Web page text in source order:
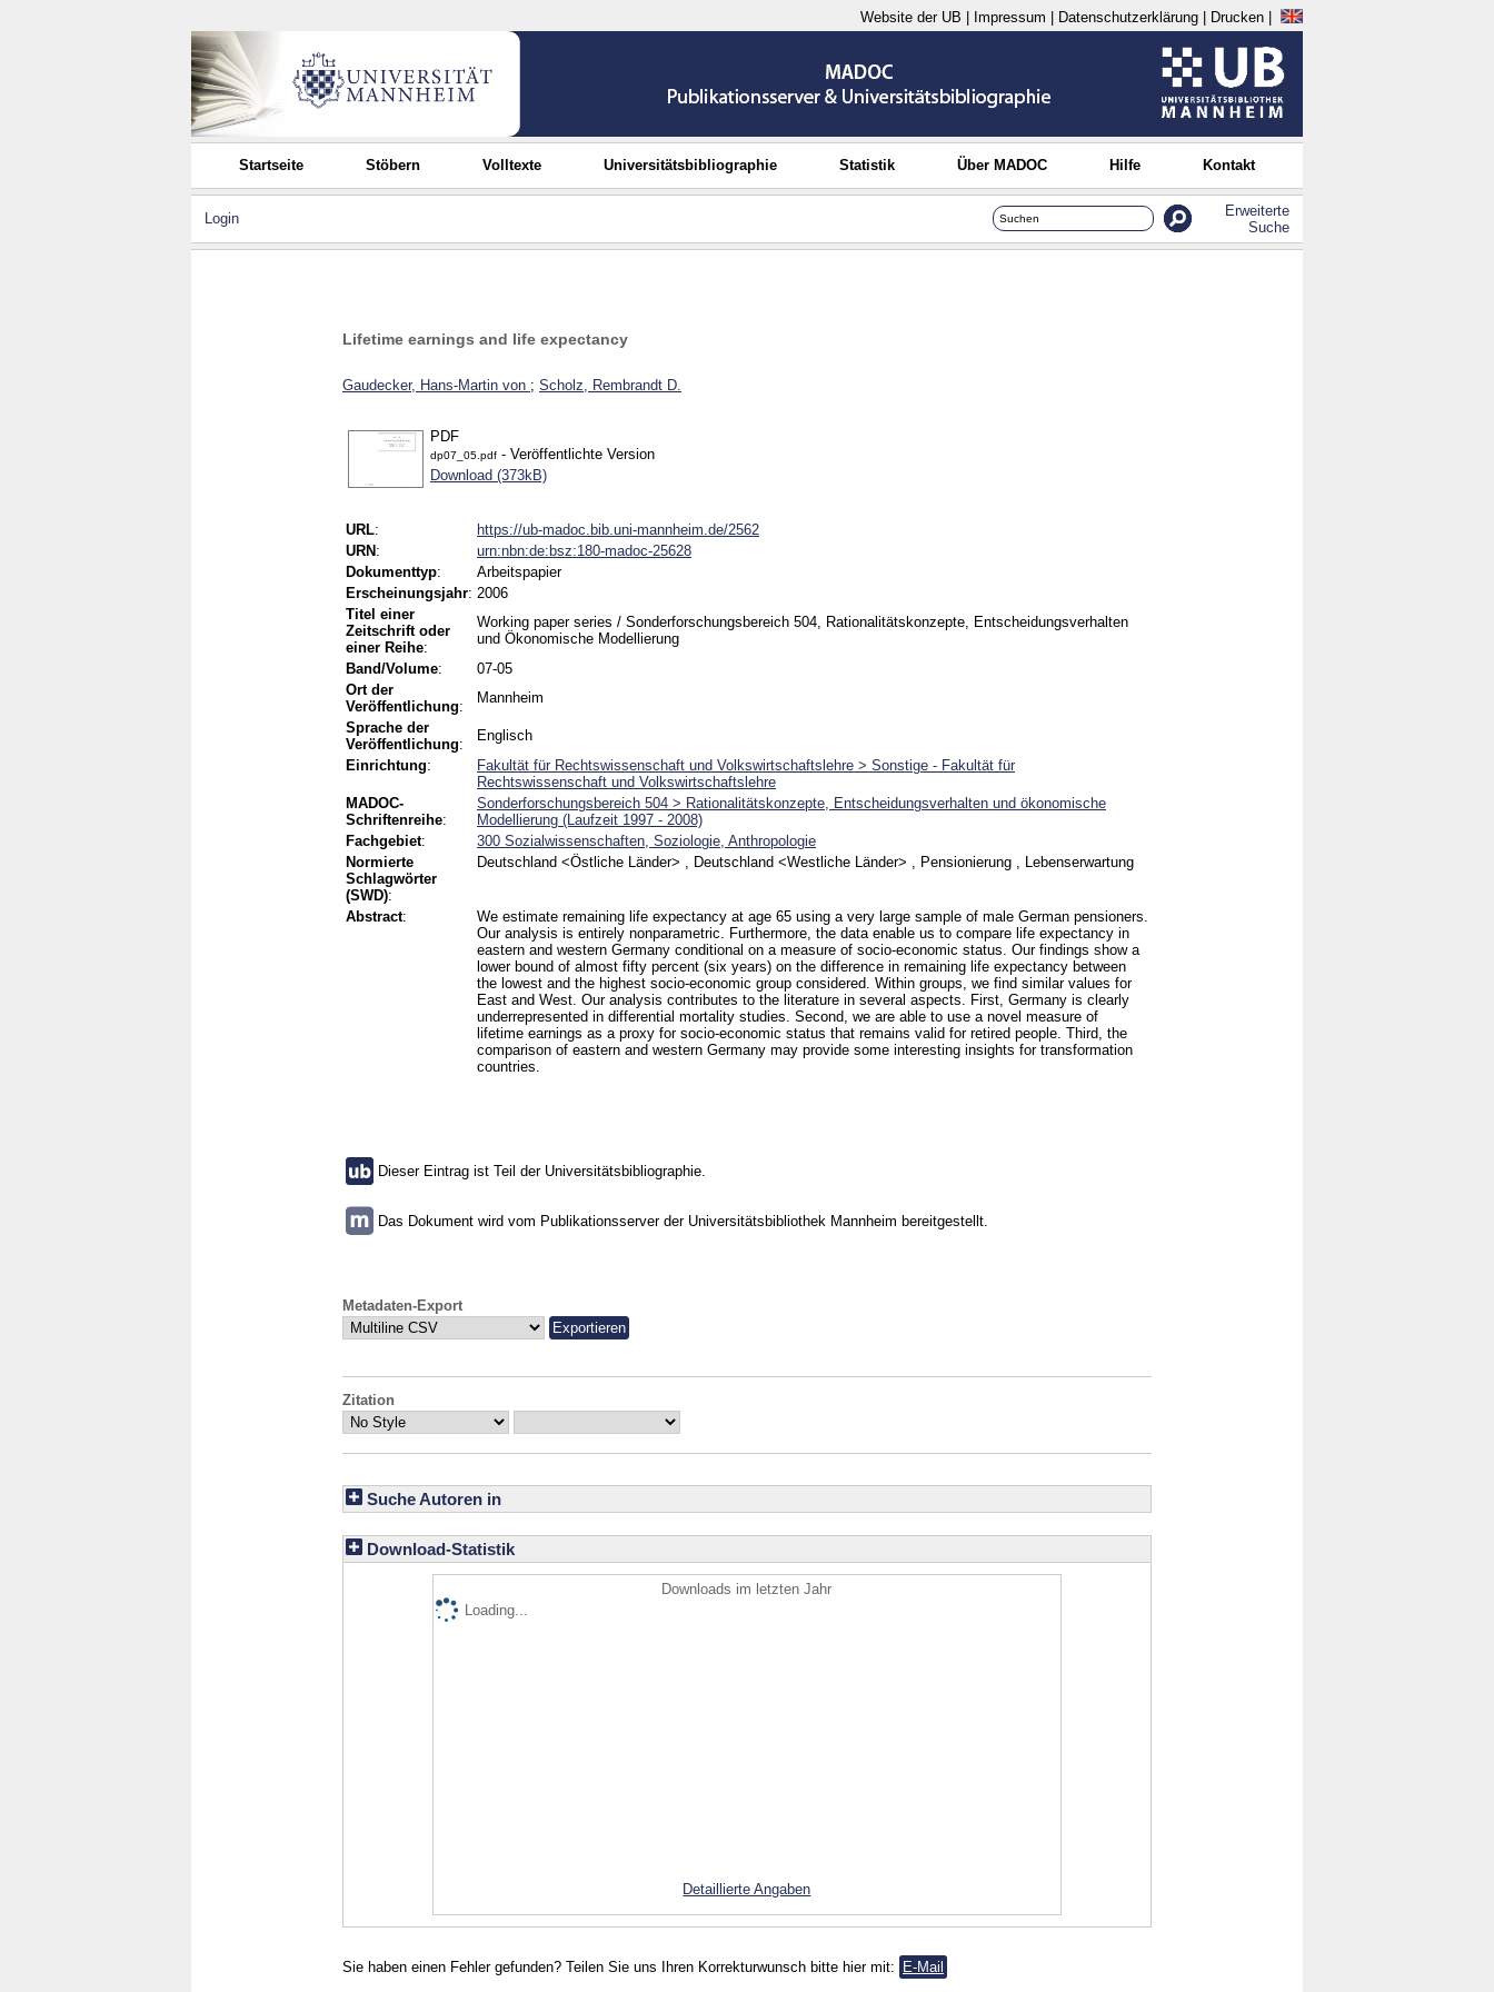
Website der UB Impressum Datenschutzerklärung Drucken
Startseite Stöbern Volltexte Universitätsbibliographie Statistik Über MADOC Hilfe Kontakt
Login
Erweiterte
Suche
Lifetime earnings and life expectancy
Gaudecker, Hans-Martin von ; Scholz, Rembrandt D.
PDF
dp07_05.pdf - Veröffentlichte Version
Download (373kB)
URL:
https://ub-madoc.bib.uni-mannheim.de/2562
URN :
urn:nbn:de:bsz:180-madoc-25628
Dokumenttyp:
Arbeitspapier
Erscheinungsjahr: 2006
Titel einer
Zeitschrift oder
einer Reihe:
Working paper series / Sonderforschungsbereich 504, Rationalitätskonzepte, Entscheidungsverhalten
und Ökonomische Modellierung
Band/Volume:
07-05
Ort der
Veröffentlichung:
Mannheim
Sprache der
Veröffentlichung:
Englisch
Einrichtung:
Fakultät für Rechtswissenschaft und Volkswirtschaftslehre > Sonstige - Fakultät für
Rechtswissenschaft und Volkswirtschaftslehre
MADOC-
Schriftenreihe:
Sonderforschungsbereich 504 > Rationalitätskonzepte, Entscheidungsverhalten und ökonomische
Modellierung (Laufzeit 1997 - 2008)
Fachgebiet:
300 Sozialwissenschaften, Soziologie, Anthropologie
Normierte
Schlagwörter
(SWD):
Deutschland <Östliche Länder> , Deutschland <Westliche Länder> , Pensionierung , Lebenserwartung
Abstract:
We estimate remaining life expectancy at age 65 using a very large sample of male German pensioners.
Our analysis is entirely nonparametric. Furthermore, the data enable us to compare life expectancy in
eastern and western Germany conditional on a measure of socio-economic status. Our findings show a
lower bound of almost fifty percent (six years) on the difference in remaining life expectancy between
the lowest and the highest socio-economic group considered. Within groups, we find similar values for
East and West. Our analysis contributes to the literature in several aspects. First, Germany is clearly
underrepresented in differential mortality studies. Second, we are able to use a novel measure of
lifetime earnings as a proxy for socio-economic status that remains valid for retired people. Third, the
comparison of eastern and western Germany may provide some interesting insights for transformation
countries.
Dieser Eintrag ist Teil der Universitätsbibliographie.
Das Dokument wird vom Publikationsserver der Universitätsbibliothek Mannheim bereitgestellt.
Metadaten-Export
Zitation
Suche Autoren in
Download-Statistik
Downloads im letzten Jahr
Loading...
Detaillierte Angaben
Sie haben einen Fehler gefunden? Teilen Sie uns Ihren Korrekturwunsch bitte hier mit: E-Mail